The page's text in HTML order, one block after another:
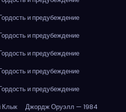
и предубеждение
и предубеждение
и предубеждение
и предубеждение
и предубеждение
Джордж Оруэлл — 1984